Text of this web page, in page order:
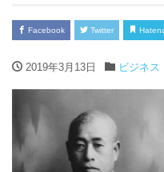
Facebook Twitter
2019年3月13日 ビジネス